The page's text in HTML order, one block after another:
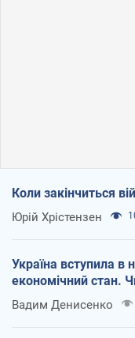
Коли закінчиться
Юрій Хрістензен
Україна вступила в
економічний стан.
Вадим Денисенко